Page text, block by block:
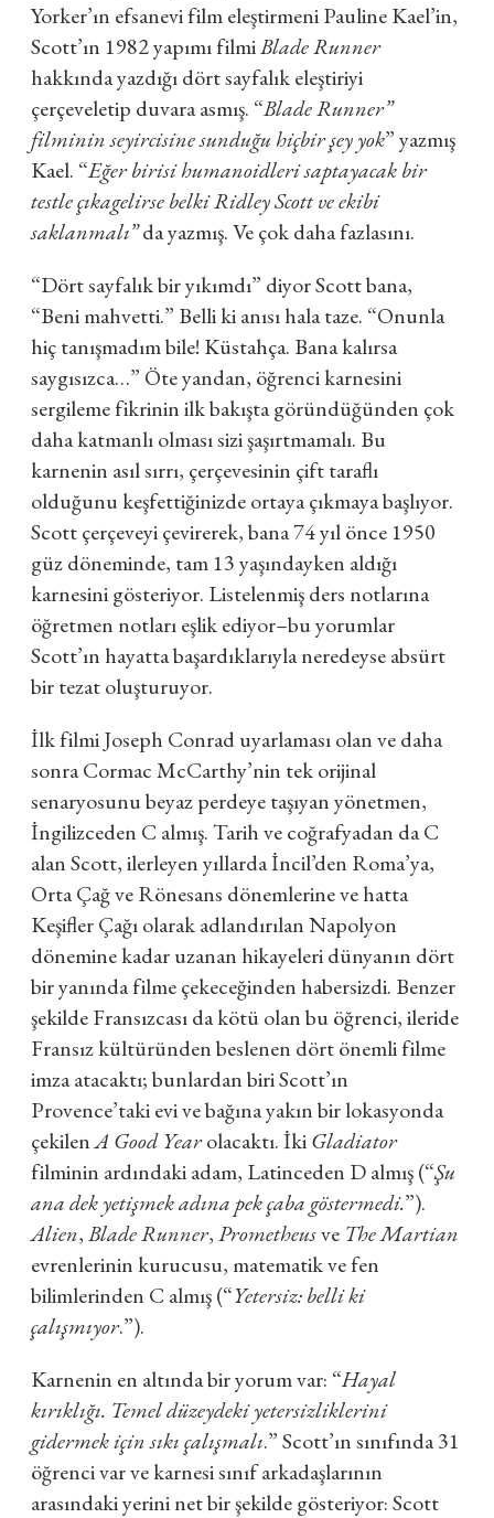
Yorker’ın efsanevi film eleştirmeni Pauline Kael’in,
Scott’ın 1982 yapımı filmiBlade Runner
hakkında yazdığı dört sayfalık eleştiriyi
çerçeveletip duvara asmış. “Blade Runner”
filminin seyircisine sunduğu hiçbir şey yok” yazmış
Kael. “Eğer birisi humanoidleri saptayacak bir
testle çıkagelirse belki Ridley Scott ve ekibi
saklanmalı”da yazmış. Ve çok daha fazlasını.
“Dört sayfalık bir yıkımdı” diyor Scott bana,
“Beni mahvetti.” Belli ki anısı hala taze. “Onunla
hiç tanışmadım bile! Küstahça. Bana kalırsa
saygısızca…” Öte yandan, öğrenci karnesini
sergileme fikrinin ilk bakışta göründüğünden çok
daha katmanlı olması sizi şaşırtmamalı. Bu
karnenin asıl sırrı, çerçevesinin çift taraflı
olduğunu keşfettiğinizde ortaya çıkmaya başlıyor.
Scott çerçeveyi çevirerek, bana 74 yıl önce 1950
güz döneminde, tam 13 yaşındayken aldığı
karnesini gösteriyor. Listelenmiş ders notlarına
öğretmen notları eşlik ediyor–bu yorumlar
Scott’ın hayatta başardıklarıyla neredeyse absürt
bir tezat oluşturuyor.
İlk filmi Joseph Conrad uyarlaması olan ve daha
sonra Cormac McCarthy’nin tek orijinal
senaryosunu beyaz perdeye taşıyan yönetmen,
İngilizceden C almış. Tarih ve coğrafyadan da C
alan Scott, ilerleyen yıllarda İncil’den Roma’ya,
Orta Çağ ve Rönesans dönemlerine ve hatta
Keşifler Çağı olarak adlandırılan Napolyon
dönemine kadar uzanan hikayeleri dünyanın dört
bir yanında filme çekeceğinden habersizdi. Benzer
şekilde Fransızcası da kötü olan bu öğrenci, ileride
Fransız kültüründen beslenen dört önemli filme
imza atacaktı; bunlardan biri Scott’ın
Provence’taki evi ve bağına yakın bir lokasyonda
çekilenA Good Yearolacaktı. İkiGladiator
filminin ardındaki adam, Latinceden D almış (“Şu
ana dek yetişmek adına pek çaba göstermedi.”).
Alien,Blade Runner,Prometheusve The Martian
evrenlerinin kurucusu, matematik ve fen
bilimlerinden C almış (“Yetersiz: belli ki
çalışmıyor.”).
Karnenin en altında bir yorum var: “Hayal
kırıklığı. Temel düzeydeki yetersizliklerini
gidermek için sıkı çalışmalı.” Scott’ın sınıfında 31
öğrenci var ve karnesi sınıf arkadaşlarının
arasındaki yerini net bir şekilde gösteriyor: Scott